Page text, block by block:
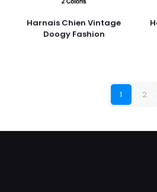
Harnais Chien Vintage
Doogy Fashion
1 2